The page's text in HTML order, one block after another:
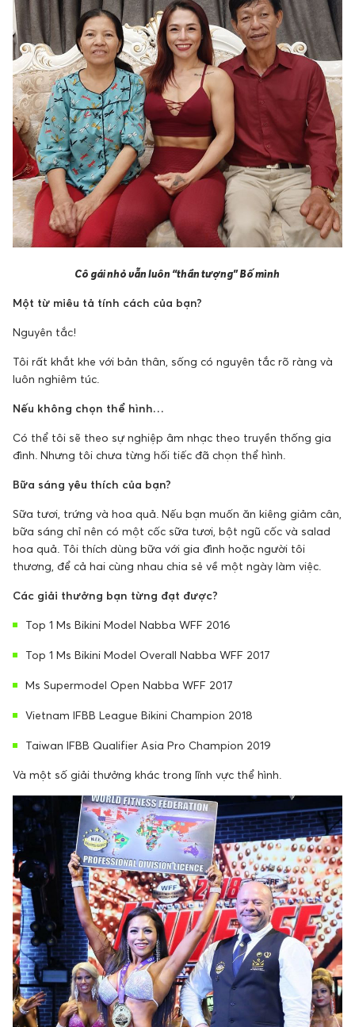
Cô gái nhỏ vẫn luôn “thần tượng” Bố mình
Một từ miêu tả tính cách của bạn?
Nguyên tắc!
Tôi rất khắt khe với bản thân, sống có nguyên tắc rõ ràng và
luôn nghiêm túc.
Nếu không chọn thể hình…
Có thể tôi sẽ theo sự nghiệp âm nhạc theo truyền thống gia
đình. Nhưng tôi chưa từng hối tiếc đã chọn thể hình.
Bữa sáng yêu thích của bạn?
Sữa tươi, trứng và hoa quả. Nếu bạn muốn ăn kiêng giảm cân,
bữa sáng chỉ nên có một cốc sữa tươi, bột ngũ cốc và salad
hoa quả. Tôi thích dùng bữa với gia đình hoặc người tôi
thương, để cả hai cùng nhau chia sẻ về một ngày làm việc.
Các giải thưởng bạn từng đạt được?
Top 1 Ms Bikini Model Nabba WFF 2016
Top 1 Ms Bikini Model Overall Nabba WFF 2017
Ms Supermodel Open Nabba WFF 2017
Vietnam IFBB League Bikini Champion 2018
Taiwan IFBB Qualifier Asia Pro Champion 2019
Và một số giải thưởng khác trong lĩnh vực thể hình.